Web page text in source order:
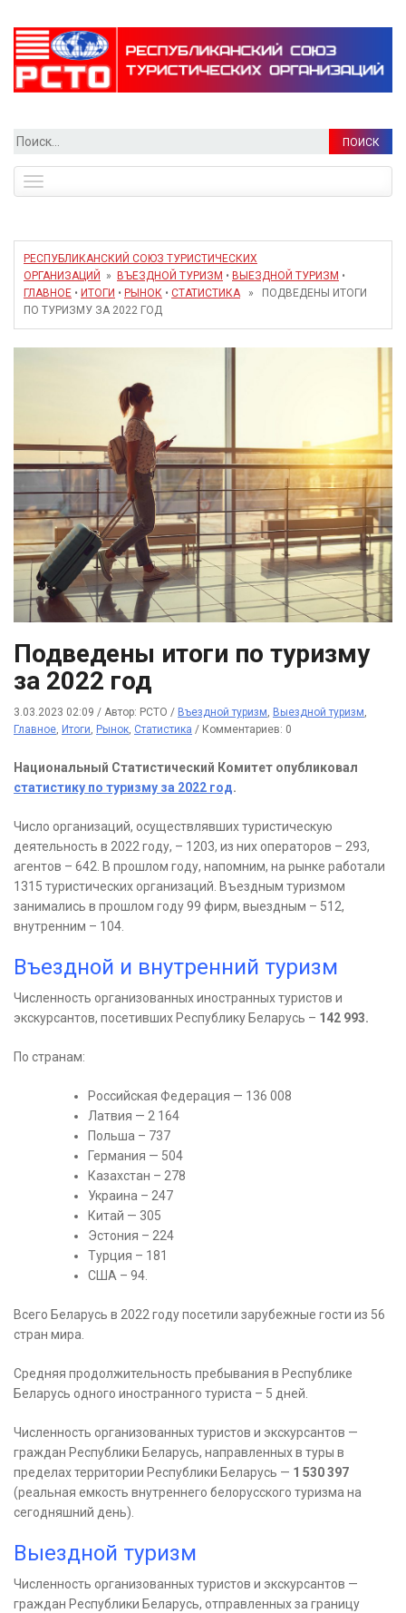
Найти:
navigation
РЕСПУБЛИКАНСКИЙ СОЮЗ ТУРИСТИЧЕСКИХ
ОРГАНИЗАЦИЙ
» ВЪЕЗДНОЙ ТУРИЗМ • ВЫЕЗДНОЙ ТУРИЗМ •
ГЛАВНОЕ • ИТОГИ • РЫНОК • СТАТИСТИКА» ПОДВЕДЕНЫ ИТОГИ
ПО ТУРИЗМУ ЗА 2022 ГОД
Подведены итоги по туризму
за 2022 год
3.03.2023 02:09 / Автор: РСТО / Въездной туризм, Выездной туризм,
Главное, Итоги, Рынок, Статистика / Комментариев: 0
Национальный Статистический Комитет опубликовал
статистику по туризму за 2022 год.
Число организаций, осуществлявших туристическую
деятельность в 2022 году, – 1203, из них операторов – 293,
агентов – 642. В прошлом году, напомним, на рынке работали
1315 туристических организаций. Въездным туризмом
занимались в прошлом году 99 фирм, выездным – 512,
внутренним – 104.
Въездной и внутренний туризм
Численность организованных иностранных туристов и
экскурсантов, посетивших Республику Беларусь – 142 993.
По странам:
Российская Федерация — 136 008
Латвия — 2 164
Польша – 737
Германия — 504
Казахстан – 278
Украина – 247
Китай — 305
Эстония – 224
Турция – 181
США – 94.
Всего Беларусь в 2022 году посетили зарубежные гости из 56
стран мира.
Cредняя продолжительность пребывания в Республике
Беларусь одного иностранного туриста – 5 дней.
Численность организованных туристов и экскурсантов —
граждан Республики Беларусь, направленных в туры в
пределах территории Республики Беларусь — 1 530 397
(реальная емкость внутреннего белорусского туризма на
сегодняшний день).
Выездной туризм
Численность организованных туристов и экскурсантов —
граждан Республики Беларусь, отправленных за границу